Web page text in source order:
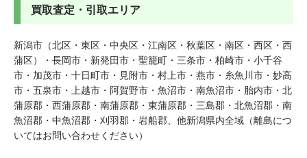
買取査定・引取エリア
新潟市（北区・東区・中央区・江南区・秋葉区・南区・西区・西
蒲区）・長岡市・新発田市・聖籠町・三条市・柏崎市・小千谷
市・加茂市・十日町市・見附市・村上市・燕市・糸魚川市・妙高
市・五泉市・上越市・阿賀野市・魚沼市・南魚沼市・胎内市・北
蒲原郡・西蒲原郡・南蒲原郡・東蒲原郡・三島郡・北魚沼郡・南
魚沼郡・中魚沼郡・刈羽郡・岩船郡、他新潟県内全域（離島につ
いてはお問い合わせください）